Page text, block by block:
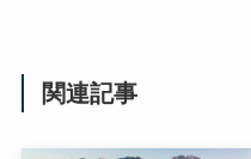
関連記事